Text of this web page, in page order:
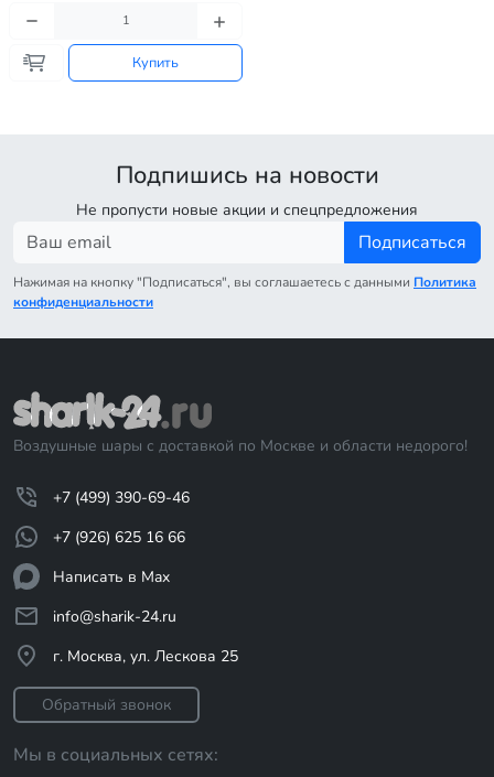
Купить
Подпишись на новости
Не пропусти новые акции и спецпредложения
Подписаться
Нажимая на кнопку "Подписаться", вы соглашаетесь с данными Политика
конфиденциальности
Воздушные шары с доставкой по Москве и области недорого!
+7 (499) 390-69-46
+7 (926) 625 16 66
Написать в Max
info@sharik-24.ru
г. Москва, ул. Лескова 25
Обратный звонок
Мы в социальных сетях: